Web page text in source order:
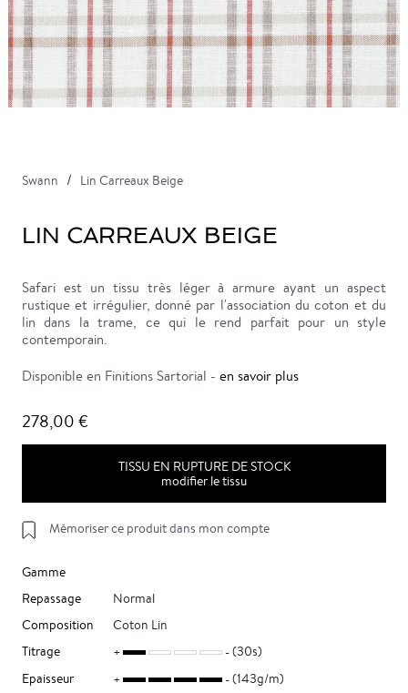
Swann Lin Carreaux Beige
LIN CARREAUX BEIGE
Safari est un tissu très léger à armure ayant un aspect
rustique et irrégulier, donné par l'association du coton et du
lin dans la trame, ce qui le rend parfait pour un style
contemporain.
Disponible en Finitions Sartorial - en savoir plus
278,00 €
TISSU EN RUPTURE DE STOCK
modifier le tissu
Mémoriser ce produit dans mon compte
Gamme
Repassage
Normal
Composition
Coton Lin
Titrage
(30s)
Epaisseur
(143g/m)